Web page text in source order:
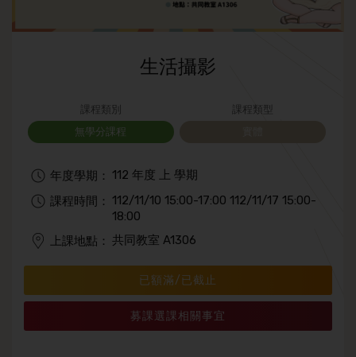
生活攝影
課程類別
無學分課程
課程類型
年度學期：
112 年度 上 學期
課程時間：
112/11/10 15:00-17:00 112/11/17 15:00-
18:00
上課地點： 共同教室 A1306
已額滿/已截止
募課選課相關事宜